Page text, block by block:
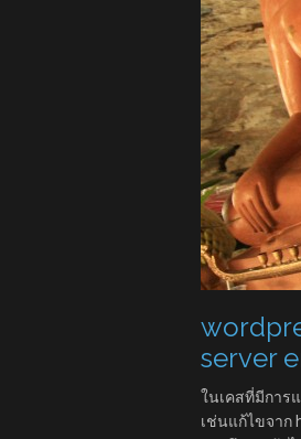
server
ในเคสที่มีการ
เช่นแก้ไขจาก